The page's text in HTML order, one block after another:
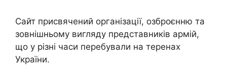
Сайт присвячений організації, озброєнню та
зовнішньому вигляду представників армій,
що у різні часи перебували на теренах
України.